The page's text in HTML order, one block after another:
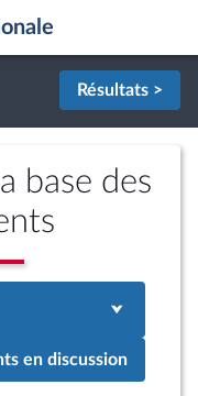
Résultats >
base des
en discussion